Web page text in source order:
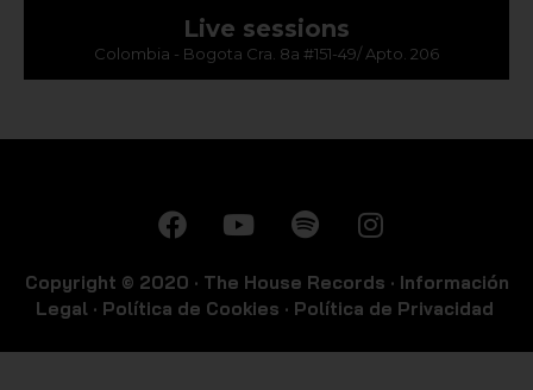
Live sessions
Colombia - Bogota Cra. 8a #151-49/ Apto. 206
Copyright © 2020 · The House Records · Información
Legal· Política de Cookies · Política de Privacidad